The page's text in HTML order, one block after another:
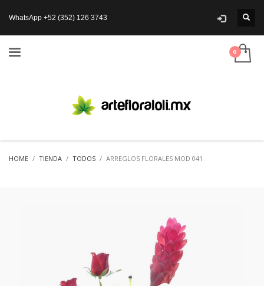
WhatsApp +52 (352) 126 3743
HOME TIENDA TODOS ARREGLOS FLORALES MOD 041